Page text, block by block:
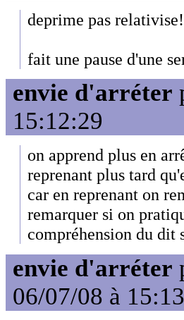
deprime pas
fait une pause d'une
envie d'arréter
15:12:29
on apprend plus en
reprenant plus tard
car en reprenant on
remarquer si on
compréhension du dit
envie d'arréter
06/07/08 à